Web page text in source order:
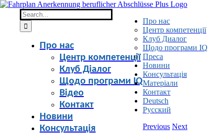
Skip
content
Search
for:
Про нас
Центр компетенції
Клуб Діалог
Щодо програми IQ
Відео
Контакт
Новини
Консультація
Про нас
Центр компетенції
Клуб Диалог
Щодо програми IQ
Преса
Новини
Консультація
Матеріали
Контакт
Deutsch
Русский
Previous Next